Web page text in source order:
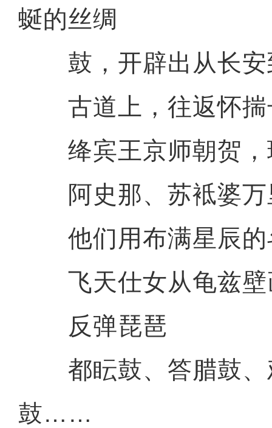
蜒的丝绸
鼓，开辟出从长安
古道上，往返怀揣
绛宾王京师朝贺，
阿史那、苏袛婆万
他们用布满星辰的
飞天仕女从龟兹壁
反弹琵琶
都眃鼓、答腊鼓、
鼓……